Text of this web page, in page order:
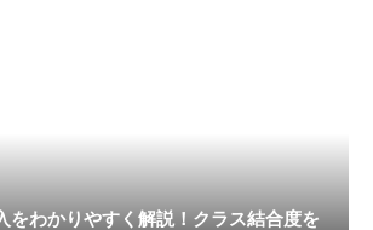
をわかりやすく解説！クラス結合度を